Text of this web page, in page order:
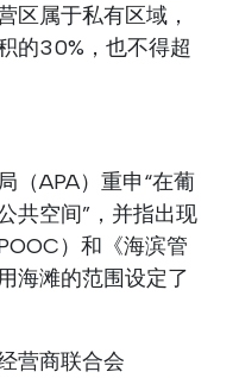
区属于私有区域，
的30%，也不得超
（APA）重申“在葡
共空间”，并指出现
）和《海滨管
海滩的范围设定了
营商联合会